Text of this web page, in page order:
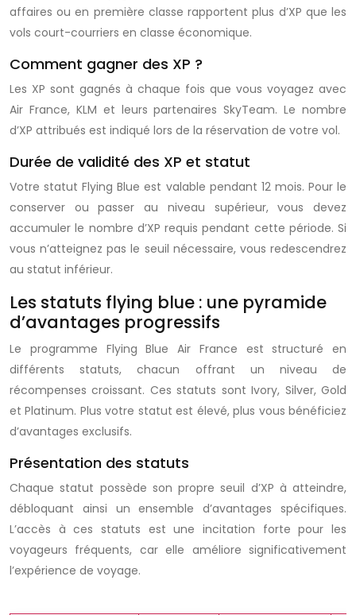
affaires ou en première classe rapportent plus d’XP que les
vols court-courriers en classe économique.
Comment gagner des XP ?
Les XP sont gagnés à chaque fois que vous voyagez avec
Air France, KLM et leurs partenaires SkyTeam. Le nombre
d’XP attribués est indiqué lors de la réservation de votre vol.
Durée de validité des XP et statut
Votre statut Flying Blue est valable pendant 12 mois. Pour le
conserver ou passer au niveau supérieur, vous devez
accumuler le nombre d’XP requis pendant cette période. Si
vous n’atteignez pas le seuil nécessaire, vous redescendrez
au statut inférieur.
Les statuts flying blue : une pyramide
d’avantages progressifs
Le programme Flying Blue Air France est structuré en
différents statuts, chacun offrant un niveau de
récompenses croissant. Ces statuts sont Ivory, Silver, Gold
et Platinum. Plus votre statut est élevé, plus vous bénéficiez
d’avantages exclusifs.
Présentation des statuts
Chaque statut possède son propre seuil d’XP à atteindre,
débloquant ainsi un ensemble d’avantages spécifiques.
L’accès à ces statuts est une incitation forte pour les
voyageurs fréquents, car elle améliore significativement
l’expérience de voyage.